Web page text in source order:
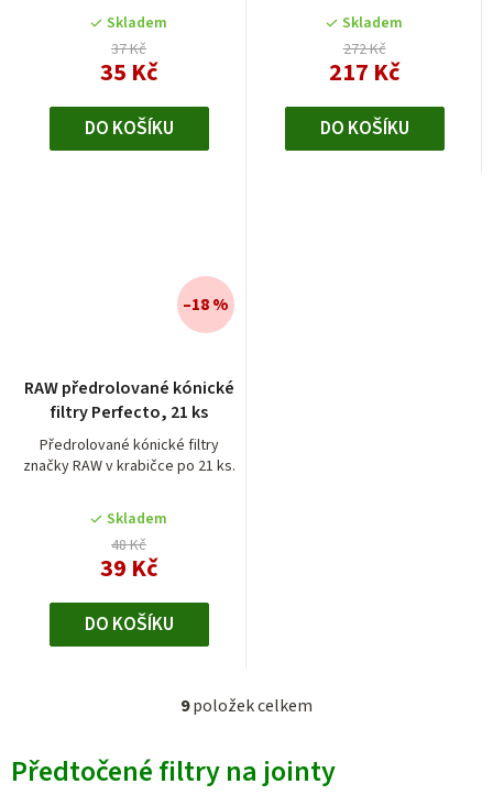
Skladem
37 Kč
35 Kč
DO KOŠÍKU
Skladem
272 Kč
217 Kč
DO KOŠÍKU
RAW předrolované kónické
filtry Perfecto, 21 ks
Předrolované kónické filtry
značky RAW v krabičce po 21 ks.
Skladem
48 Kč
39 Kč
–18 %
DO KOŠÍKU
O
l
9položek celkem
Předtočené filtry na jointy